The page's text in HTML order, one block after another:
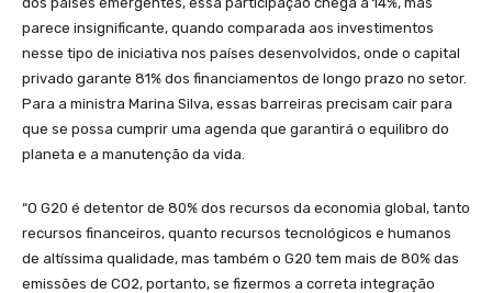
parece insignificante, quando comparada aos investimentos
nesse tipo de iniciativa nos países desenvolvidos, onde o capital
privado garante 81% dos financiamentos de longo prazo no setor.
Para a ministra Marina Silva, essas barreiras precisam cair para
que se possa cumprir uma agenda que garantirá o equilibro do
planeta e a manutenção da vida.
“O G20 é detentor de 80% dos recursos da economia global, tanto
recursos financeiros, quanto recursos tecnológicos e humanos
de altíssima qualidade, mas também o G20 tem mais de 80% das
emissões de CO2, portanto, se fizermos a correta integração